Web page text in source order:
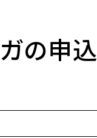
の申込